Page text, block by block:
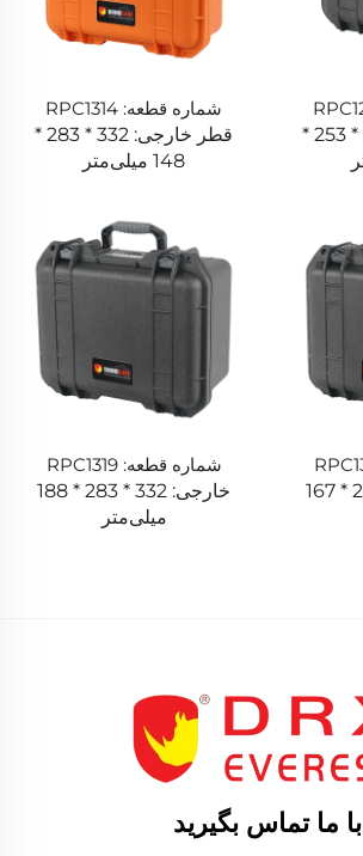
قطر خارجی: 299 * 253 *
شماره قطعه: RPC1314
قطر خارجی: 332 * 283 *
148 میلی‌متر
خارجی: 332 * 283 * 167
شماره قطعه: RPC1319
خارجی: 332 * 283 * 188
میلی‌متر
با ما تماس بگیرید